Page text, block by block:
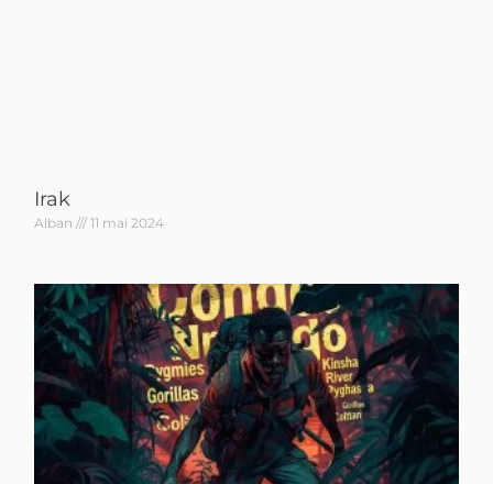
Irak
Alban 11 mai 2024